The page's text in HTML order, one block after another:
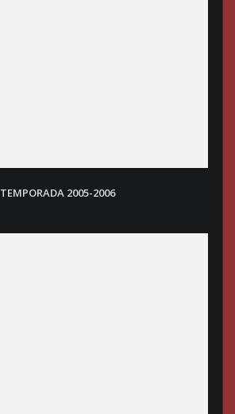
TEMPORADA 2005-2006